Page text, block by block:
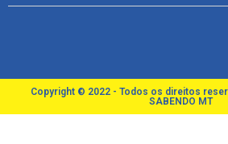
Copyright © 2022 - Todos os direitos
SABENDO MT